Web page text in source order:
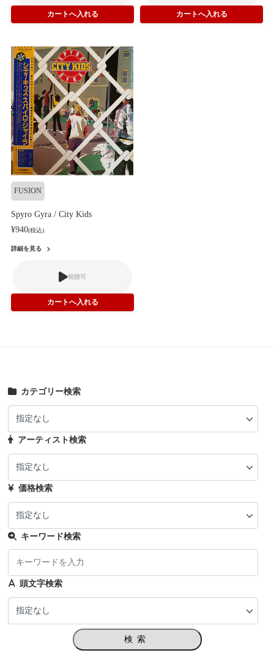
FUSION
Spyro Gyra / City Kids
¥940(税込)
詳細を見る
視聴可
カテゴリー検索
アーティスト検索
価格検索
キーワード検索
頭文字検索
検索